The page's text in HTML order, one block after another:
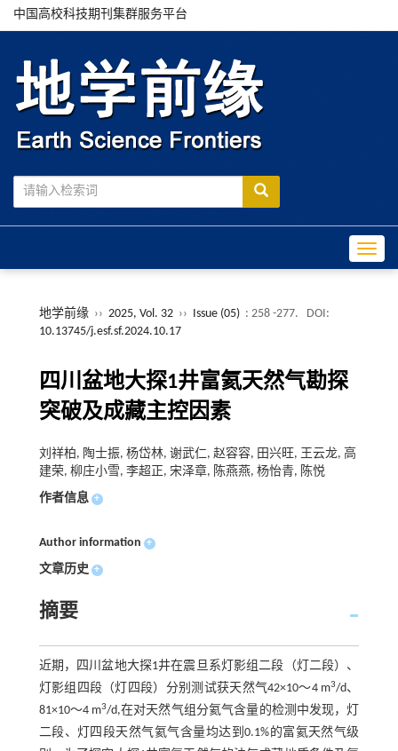
中国高校科技期刊集群服务平台
地学前缘 ›› 2025, Vol. 32 ›› Issue (05) : 258 -277.
DOI:
10.13745/j.esf.sf.2024.10.17
四川盆地大探1井富氦天然气勘探
突破及成藏主控因素
刘祥柏, 陶士振, 杨岱林, 谢武仁, 赵容容, 田兴旺, 王云龙, 高
建荣, 柳庄小雪, 李超正, 宋泽章, 陈燕燕, 杨怡青, 陈悦
作者信息 +
Author information +
文章历史 +
摘要
近期，四川盆地大探1井在震旦系灯影组二段（灯二段）、
灯影组四段（灯四段）分别测试获天然气42×10～4 m3/d、
81×10～4 m3/d,在对天然气组分氦气含量的检测中发现，灯
二段、灯四段天然气氦气含量均达到0.1%的富氦天然气级